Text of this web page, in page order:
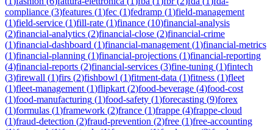
compliance (3)features (1)fec (1)fedramp (1)field-management
(1)field-service (1)fill-rate (1)finance (10)financial-analysis
(2)financial-analytics (2)financial-close (2)financial-crime
(1)financial-dashboard (1)financial-management (1)financial-metrics
(1)financial-planning (1)financial-projections (1)financial-reporting
(4)financial-reports (2)financial-services (3)fine-tuning (1)fintech
(3)firewall (1)firs (2)fishbowl (1)fitment-data (1)fitness (1)fleet
(1)fleet-management (1)flipkart (2)food-beverage (4)food-cost
(1)food-manufacturing (1)food-safety (1)forecasting (9)forex
(1)formulas (1)framework (2)france (1)frappe (4)frappe-cloud
(1)fraud-detection (2)fraud-prevention (2)free (1)free-accounting